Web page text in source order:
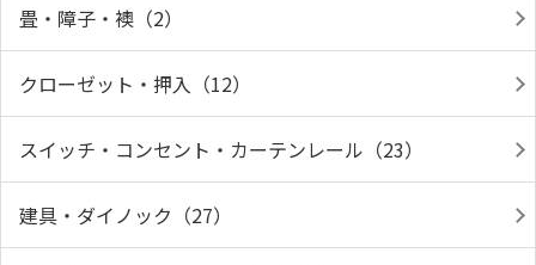
畳・障子・襖（2）
クローゼット・押入（12）
スイッチ・コンセント・カーテンレール（23）
建具・ダイノック（27）